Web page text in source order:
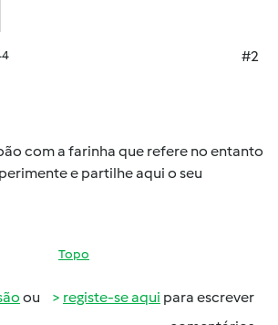
#2
com a farinha que refere no entanto
e partilhe aqui o seu
Topo
ou registe-se aqui para escrever